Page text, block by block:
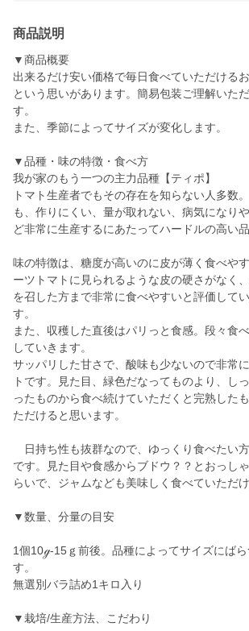
商品説明
▼商品概要
出来るだけ安い価格で毎日食べていただける
という思いがあります。簡易包装ご理解いた
す。
また、季節によってサイズが変化します。
▼品種・味の特徴・食べ方
我が家のもう一つの主力品種【ティポ】
トマト生産者でもその存在を知らない人多数
も、作りにくい、量が取れない、病気になり
ど非常に生産するにあたってハードルの高い品
味の特徴は、糖度が高いのに皮が薄く食べや
ーツトマトに見られるような皮の硬さがなく
を召した方まで非常に食べやすいと評価して
す。
また、収穫した直後はパリっと食感。段々食
していきます。
サッパリした甘さで、酸味も少ないので非常
トです。見た目、緑色だなってものより、し
ったものから食べ続けていただくと完熟した
ただけると思います。
日持ち性も抜群なので、ゆっくり食べたい
です。見た目や食感からブドウ？？とおっし
らいで、ジャムなども美味しく食べていただ
▼数量、分量の目安
1個10ℊ-15ｇ前後。品種によってサイズにば
す。
無選別バラ詰め1キロ入り
▼栽培/生産方法、こだわり